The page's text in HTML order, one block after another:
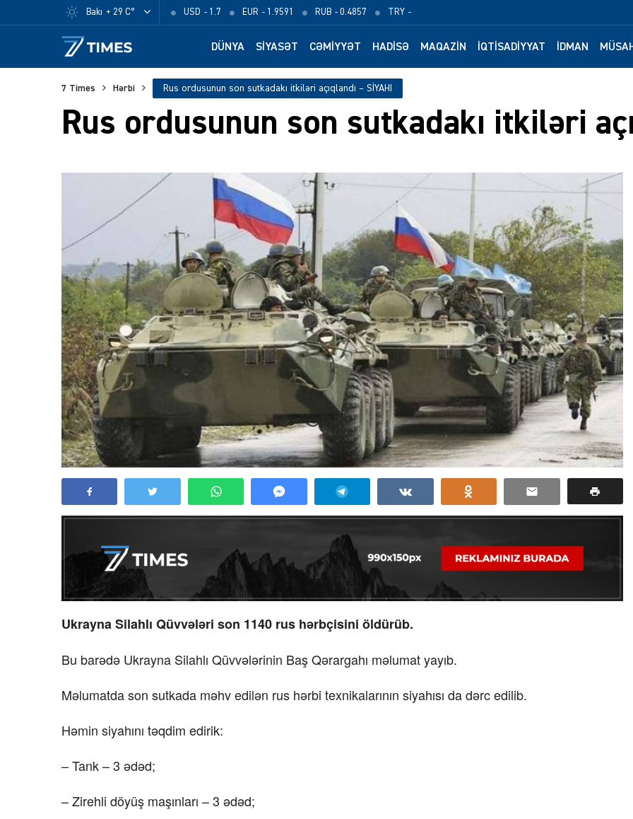
Bakı + 29 C° USD - 1.7 EUR - 1.9591 RUB - 0.4857 TRY -
DÜNYA SIYASƏT CƏMIYYƏT HADISƏ MAQAZIN İQTISADIYYAT İDMAN
7 Times Hərbi Rus ordusunun son sutkadakı itkiləri açıqlandı – SİYAHI
Rus ordusunun son sutkadakı itkiləri
Ukrayna Silahlı Qüvvələri son 1140 rus hərbçisini öldürüb.
Bu barədə Ukrayna Silahlı Qüvvələrinin Baş Qərargahı məlumat yayıb.
Məlumatda son sutkada məhv edilən rus hərbi texnikalarının siyahısı da dərc edilib.
Həmin siyahını təqdim edirik:
– Tank – 3 ədəd;
– Zirehli döyüş maşınları – 3 ədəd;